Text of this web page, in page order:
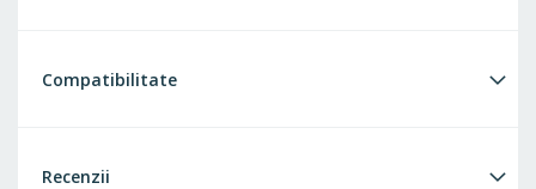
Compatibilitate
Recenzii